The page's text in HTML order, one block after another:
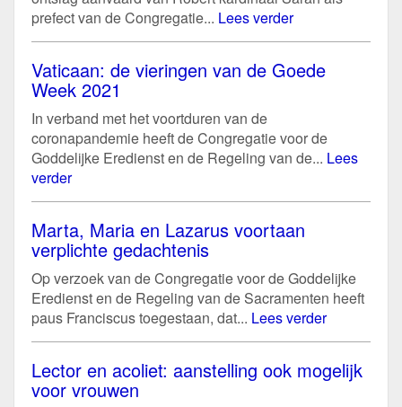
prefect van de Congregatie... Lees verder
Vaticaan: de vieringen van de Goede
Week 2021
In verband met het voortduren van de
coronapandemie heeft de Congregatie voor de
Goddelijke Eredienst en de Regeling van de... Lees
verder
Marta, Maria en Lazarus voortaan
verplichte gedachtenis
Op verzoek van de Congregatie voor de Goddelijke
Eredienst en de Regeling van de Sacramenten heeft
paus Franciscus toegestaan, dat... Lees verder
Lector en acoliet: aanstelling ook mogelijk
voor vrouwen